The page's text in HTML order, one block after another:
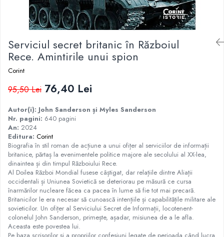
Istorie
Istorie/Critica
Jurnale/Memorii
Manuale scolare/Cursuri
Medicină
Poezie
Proză
Psihologie
Sociologie
Spiritualitate/Ezoterism
Sport
Stiinte/Educatie
Serviciul secret britanic în Războiul
Rece. Amintirile unui spion
Corint
95,50 Lei 76,40 Lei
Autor(i): John Sanderson și Myles Sanderson
Nr. pagini: 640 pagini
An: 2024
Editura: Corint
Biografia în stil roman de acțiune a unui ofițer al serviciilor de informații
britanice, părtaș la evenimentele politice majore ale secolului al XX-lea,
dinaintea și din timpul Războiului Rece.
Al Doilea Război Mondial fusese câștigat, dar relațiile dintre Aliații
occidentali și Uniunea Sovietică se deteriorau pe măsură ce cursa
înarmărilor nucleare făcea ca pacea în lume să fie tot mai precară.
Britanicilor le era necesar să cunoască intențiile și capabilitățile militare ale
sovieticilor. Un ofițer al Serviciului Secret de Informații, locotenent-
colonelul John Sanderson, primește, așadar, misiunea de a le afla.
Aceasta este povestea lui.